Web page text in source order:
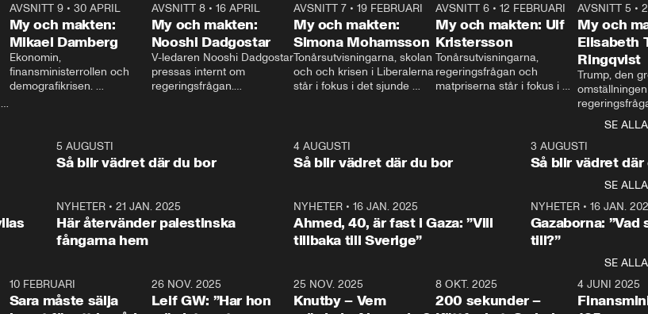
AVSNITT 9• 30 APRIL
My och makten:
Mikael Damberg
Ekonomin,
finansministerrollen och
demografikrisen.
och Makten.
AVSNITT 8• 16 APRIL
My och makten:
Nooshi Dadgostar
V-ledaren Nooshi Dadgostar
pressas internt om
regeringsfrågan.
– Vi ställer upp i val. Ska vi
vara med så sitter vi förstås
24:30
AVSNITT 7• 19 FEBRUARI
My och makten:
Simona Mohamsson
Tonårsutvisningarna, skolan
och och krisen i Liberalerna
står i fokus i det sjunde
kommentator My
Rohwedder ställer
utbildnings- och
Mohamsson till svars.
27:30
AVSNITT 6 •12 FEBRUARI
My och makten: Ulf
Kristersson
Tonårsutvisningarna,
regeringsfrågan och
matpriserna står i fokus i
Rohwedder ställer
statsminister Ulf Kristersson
AVSNITT 5 •
My och
Elisabeth
Ringqvist
Trump, den
centrum i
avsnittet av
Makten”. Se
Aftonbladets
Rohwedder
Thand Ring
SE ALLA
1:065 AUGUSTI
Så blir vädret där du bor
4 AUGUSTI
Så blir vädret där du bor
3 AUGUSTI
Så blir vädret där
SE ALLA
NYHETER •21 JAN. 2025
Här återvänder palestinska
fångarna hem
NYHETER• 16 JAN. 2025
Ahmed, 40, är fast i Gaza: ”Vill
tillbaka till Sverige”
NYHETER• 16 JAN.
Gazaborna:
till?”
SE ALLA
10 FEBRUARI
Sara måste sälja
26 NOV. 2025
Leif GW: ”Har hon
31:05
25 NOV. 2025
Knutby – Vem
4:29
8 OKT. 2025
200 sekunder –
4 JUNI 2025